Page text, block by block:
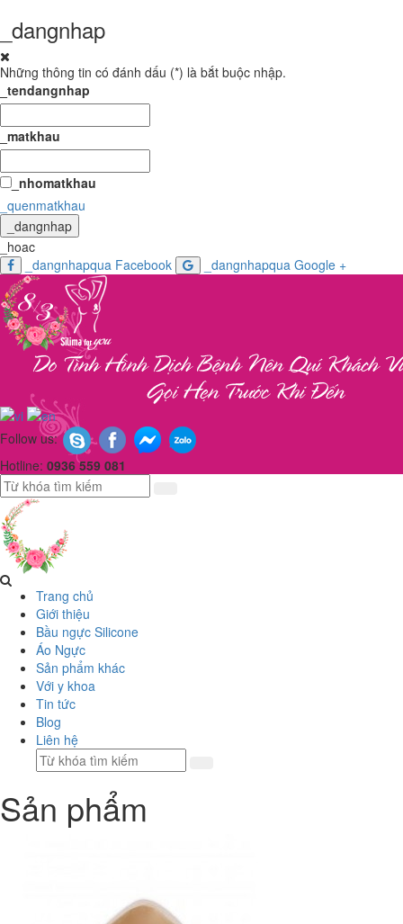
_dangnhap
Những thông tin có đánh dấu (*) là bắt buộc nhập.
_tendangnhap
_matkhau
_nhomatkhau
_quenmatkhau
_dangnhap
_hoac
_dangnhapqua Facebook
_dangnhapqua Google +
Follow us:
Hotline: 0936 559 081
Trang chủ
Giới thiệu
Bầu ngực Silicone
Áo Ngực
Sản phẩm khác
Với y khoa
Tin tức
Blog
Liên hệ
Sản phẩm